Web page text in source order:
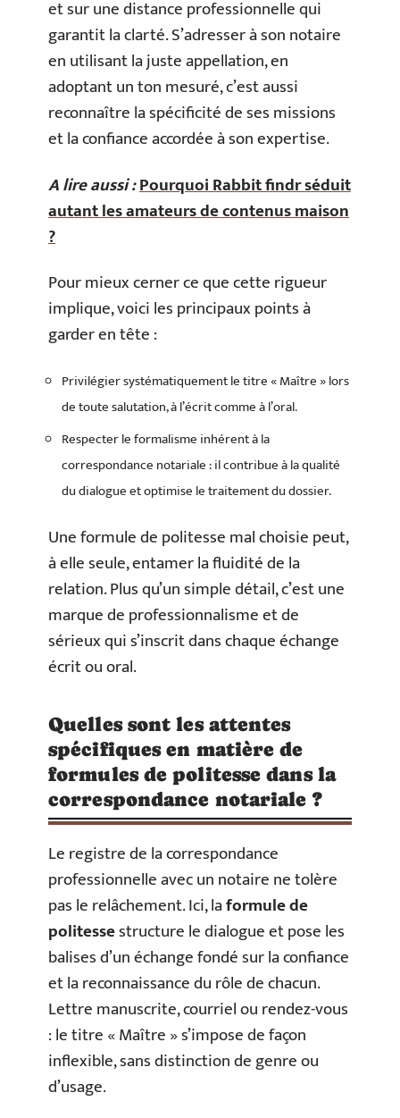
et sur une distance professionnelle qui
garantit la clarté. S’adresser à son notaire
en utilisant la juste appellation, en
adoptant un ton mesuré, c’est aussi
reconnaître la spécificité de ses missions
et la confiance accordée à son expertise.
A lire aussi :Pourquoi Rabbit findr séduit
autant les amateurs de contenus maison
?
Pour mieux cerner ce que cette rigueur
implique, voici les principaux points à
garder en tête :
Privilégier systématiquement le titre « Maître » lors
de toute salutation, à l’écrit comme à l’oral.
Respecter le formalisme inhérent à la
correspondance notariale : il contribue à la qualité
du dialogue et optimise le traitement du dossier.
Une formule de politesse mal choisie peut,
à elle seule, entamer la fluidité de la
relation. Plus qu’un simple détail, c’est une
marque de professionnalisme et de
sérieux qui s’inscrit dans chaque échange
écrit ou oral.
Quelles sont les attentes
spécifiques en matière de
formules de politesse dans la
correspondance notariale ?
Le registre de la correspondance
professionnelle avec un notaire ne tolère
pas le relâchement. Ici, laformule de
politessestructure le dialogue et pose les
balises d’un échange fondé sur la confiance
et la reconnaissance du rôle de chacun.
Lettre manuscrite, courriel ou rendez-vous
: le titre « Maître » s’impose de façon
inflexible, sans distinction de genre ou
d’usage.